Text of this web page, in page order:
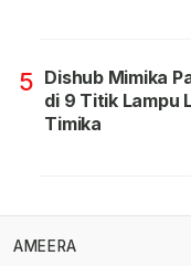
5 Dishub Mimika
di 9 Titik Lampu
Timika
AMEERA